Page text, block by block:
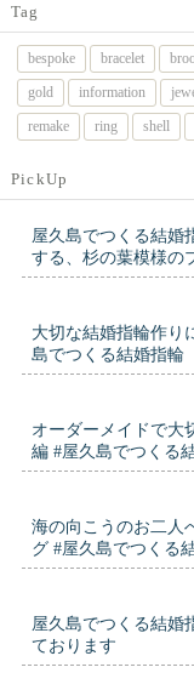
Tag
bespoke bracelet
gold
information
remake
ring shell
PickUp
屋久島でつくる結婚
する、杉の葉模様の
大切な結婚指輪作り
島でつくる結婚指輪
オーダーメイドで大
編 #屋久島でつくる
海の向こうのお二人
グ #屋久島でつくる
屋久島でつくる結婚
ております